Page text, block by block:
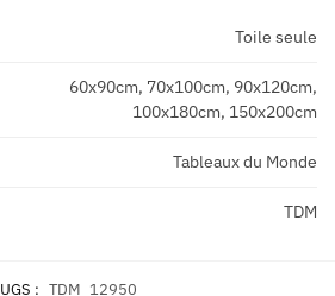
Toile seule
60x90cm, 70x100cm, 90x120cm,
100x180cm, 150x200cm
Tableaux du Monde
TDM
UGS : TDM_12950